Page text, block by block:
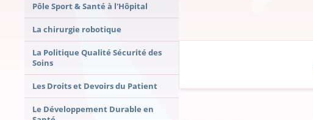
Pôle Sport & Santé à l'Hôpital
La chirurgie robotique
La Politique Qualité Sécurité des
Soins
Les Droits et Devoirs du Patient
Le Développement Durable en